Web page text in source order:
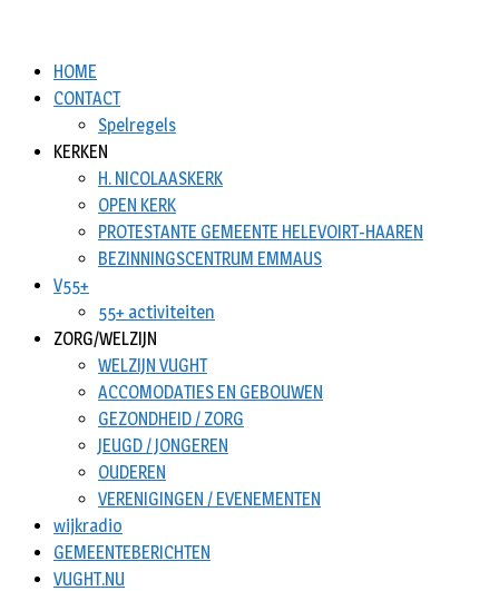
HOME
CONTACT
Spelregels
KERKEN
H. NICOLAASKERK
OPEN KERK
PROTESTANTE GEMEENTE HELEVOIRT-HAAREN
BEZINNINGSCENTRUM EMMAUS
V55+
55+ activiteiten
ZORG/WELZIJN
WELZIJN VUGHT
ACCOMODATIES EN GEBOUWEN
GEZONDHEID / ZORG
JEUGD / JONGEREN
OUDEREN
VERENIGINGEN / EVENEMENTEN
wijkradio
GEMEENTEBERICHTEN
VUGHT.NU